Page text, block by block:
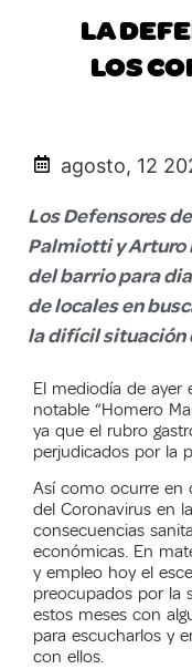
LA
LOS
agosto, 12
Los Defensores
Palmiotti y Arturo
del barrio para
de locales en
la difícil situación
El mediodía de ayer
notable “Homero
ya que el rubro
perjudicados por la
Así como ocurre en
del Coronavirus en
consecuencias
económicas. En
y empleo hoy el
preocupados por la
estos meses con
para escucharlos y
con ellos.